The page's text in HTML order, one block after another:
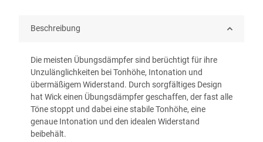
Beschreibung
Die meisten Übungsdämpfer sind berüchtigt für ihre
Unzulänglichkeiten bei Tonhöhe, Intonation und
übermäßigem Widerstand. Durch sorgfältiges Design
hat Wick einen Übungsdämpfer geschaffen, der fast alle
Töne stoppt und dabei eine stabile Tonhöhe, eine
genaue Intonation und den idealen Widerstand
beibehält.